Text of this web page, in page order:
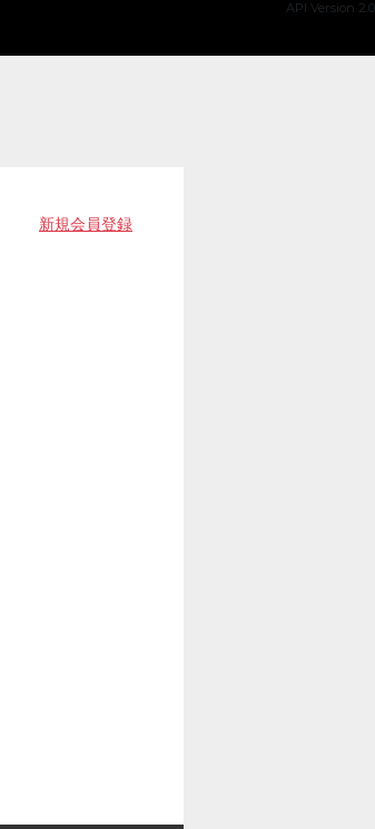
API Version 2.0
新規会員登録